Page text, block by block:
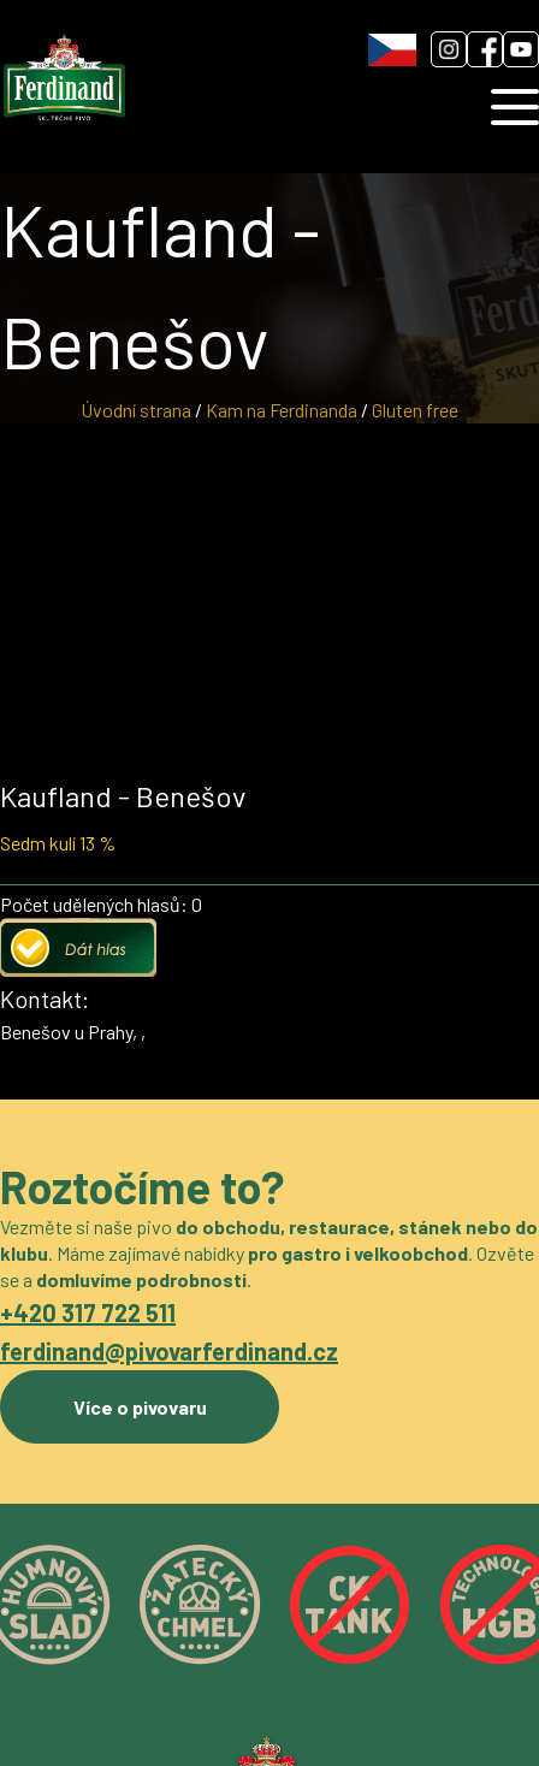
Blog
Úvodní strana / Kam na Ferdinanda / Gluten free
Kaufland -
Benešov
Kaufland - Benešov
Sedm kulí 13 %
Počet udělených hlasů: 0
Kontakt:
Benešov u Prahy, ,
Roztočíme to?
Vezměte si naše pivo do obchodu, restaurace, stánek nebo do
klubu. Máme zajímavé nabídky pro gastro i velkoobchod. Ozvěte
se a domluvíme podrobnosti.
+420 317 722 511
ferdinand@pivovarferdinand.cz
Více o pivovaru